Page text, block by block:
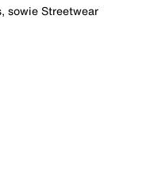
sowie Streetwear